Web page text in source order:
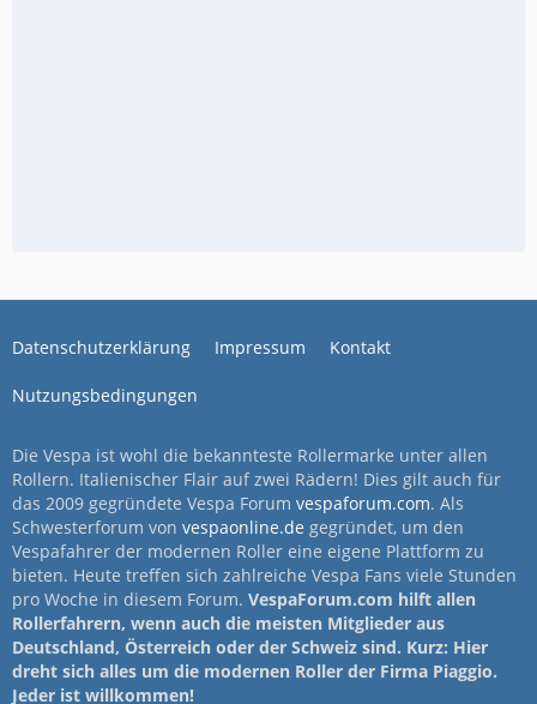
Datenschutzerklärung Impressum Kontakt
Nutzungsbedingungen
Die Vespa ist wohl die bekannteste Rollermarke unter allen
Rollern. Italienischer Flair auf zwei Rädern! Dies gilt auch für
das 2009 gegründete Vespa Forum vespaforum.com. Als
Schwesterforum von vespaonline.de gegründet, um den
Vespafahrer der modernen Roller eine eigene Plattform zu
bieten. Heute treffen sich zahlreiche Vespa Fans viele Stunden
pro Woche in diesem Forum. VespaForum.com hilft allen
Rollerfahrern, wenn auch die meisten Mitglieder aus
Deutschland, Österreich oder der Schweiz sind. Kurz: Hier
dreht sich alles um die modernen Roller der Firma Piaggio.
Jeder ist willkommen!